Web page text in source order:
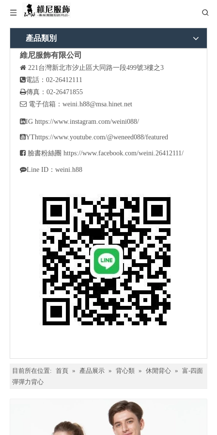
產品類別
維尼服飾有限公司
 221台灣新北市汐止區大同路一段499號3樓之3
電話：02-26412111
傳真：02-26471855
 電子信箱： weini.h88@msa.hinet.net
IG https://www.instagram.com/weini088/
YThttps://www.youtube.com/@weneed088/featured
 臉書粉絲團 https://www.facebook.com/weini.26412111/
Line ID：weini.h88
目前所在位置: 首頁 » 產品展示 » 背心類 » 休閒背心 » 富-四面
彈彈力背心